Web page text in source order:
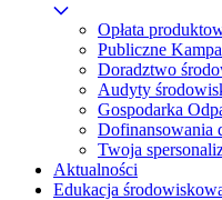
Opłata
Publiczne
Doradztwo
Audyty
Gospodarka
Dofinansowania
Twoja
Aktualności
Edukacja